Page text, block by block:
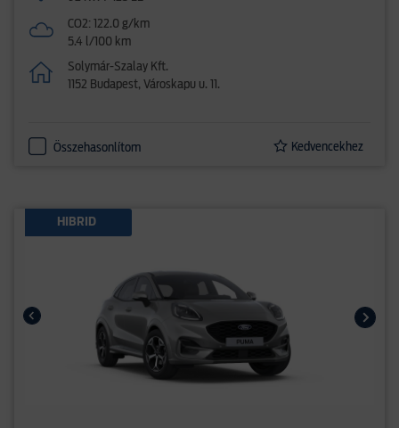
CO2: 122.0 g/km
5.4 l/100 km
Solymár-Szalay Kft.
1152 Budapest, Városkapu u. 11.
Összehasonlítom Kedvencekhez
HIBRID